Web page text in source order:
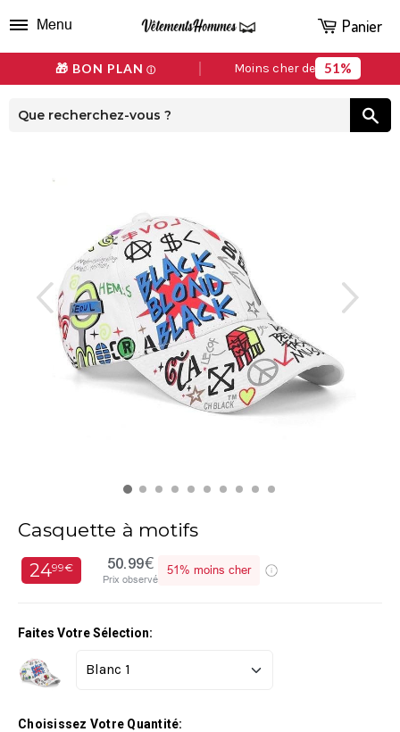
🎁 BON PLAN ⓘ Moins cher de 51%
Menu Panier
Casquette à motifs
2499€ 50.99€
Prix observé
51% moins cher
Faites Votre Sélection:
Choisissez Votre Quantité: